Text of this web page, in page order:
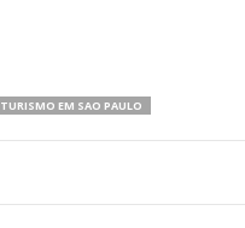
TURISMO EM SAO PAULO